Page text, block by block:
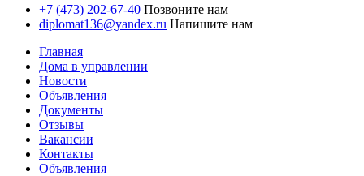
+7 (473) 202-67-40 Позвоните нам
diplomat136@yandex.ru Напишите нам
Главная
Дома в управлении
Новости
Объявления
Документы
Отзывы
Вакансии
Контакты
Объявления